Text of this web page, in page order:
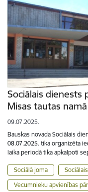
Sociālais dienests
Misas tautas namā
09.07.2025.
Bauskas novada Sociālais
08.07.2025. tika organizēta
laika periodā tika apkalpoti
Sociālā joma
Vecumnieku apvienības